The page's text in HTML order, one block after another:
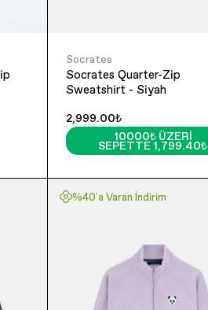
Socrates
Socrates Quarter-Zip
Sweatshirt - Siyah
2,999.00₺
10000₺ ÜZERI
SEPETTE 1,799.40₺
%40'a Varan İndirim